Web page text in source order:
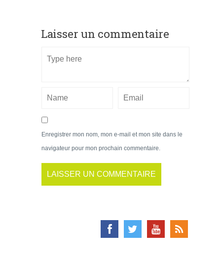
Laisser un commentaire
Enregistrer mon nom, mon e-mail et mon site dans le
navigateur pour mon prochain commentaire.